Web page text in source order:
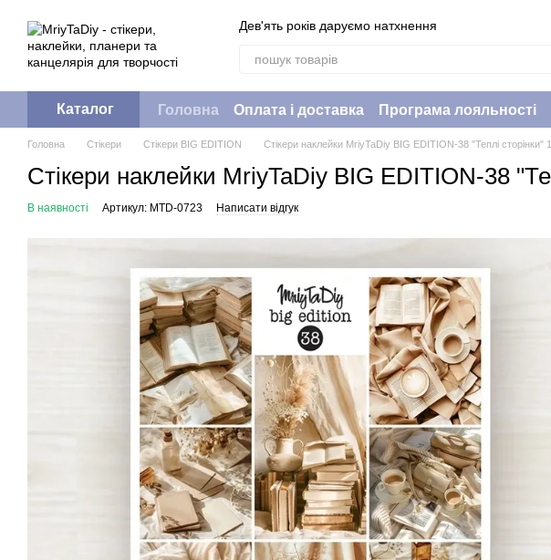
Дев'ять років даруємо натхнення
Каталог Головна Оплата і доставка Програма лояльності
Головна Стікери Стікери BIG EDITION Стікери наклейки MriyTaDiy BIG EDITION-38 "Теплі сторінки"
Стікери наклейки MriyTaDiy BIG EDITION-38
В наявності Артикул: MTD-0723 Написати відгук